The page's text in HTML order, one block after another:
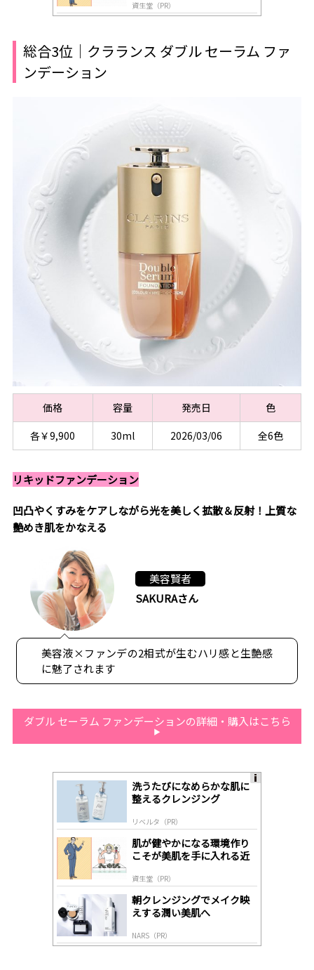
資生堂（PR）
総合3位｜クラランス ダブル セーラム ファ
ンデーション
価格 容量 発売日
色
各￥9,900
30ml 2026/03/06 全6色
リキッドファンデーション
凹凸やくすみをケアしながら光を美しく拡散＆反射！上質な
艶めき肌をかなえる
美容賢者
SAKURAさん
美容液×ファンデの2相式が生むハリ感と生艶感
に魅了されます
ダブル セーラム ファンデーションの詳細・購入はこちら
洗うたびになめらかな肌に
整えるクレンジング
リベルタ（PR）
肌が健やかになる環境作り
こそが美肌を手に入れる近
資生堂（PR）
朝クレンジングでメイク映
えする潤い美肌へ
NARS（PR）